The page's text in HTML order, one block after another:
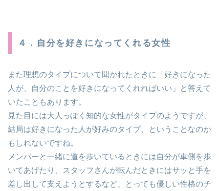
４．自分を好きになってくれる女性
また理想のタイプについて聞かれたときに「好きになった
人が、自分のことを好きになってくれればいい」と答えて
いたこともあります。
見た目には大人っぽく知的な女性がタイプのようですが、
結局は好きになった人が好みのタイプ、ということなのか
もしれないですね。
メンバーと一緒に道を歩いているときには自分が車側を歩
いてあげたり、スタッフさんが転んだときにはサッと手を
差し出して支えようとするなど、とっても優しい性格のチ